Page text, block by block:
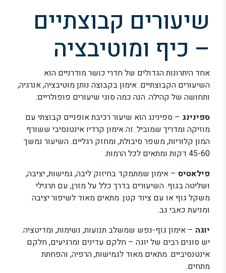
שיעורים קבוצתיים
– כיף ומוטיבציה
אחד היתרונות הגדולים של חדרי כושר מודרניים הוא
השיעורים הקבוצתיים. אימון בקבוצה נותן מוטיבציה, אנרגיה,
ותחושה של קהילה. הנה כמה סוגי שיעורים פופולריים:
ספינינג – ספינינג הוא שיעור רכיבת אופניים קבוצתי עם
מוזיקה ומדריך שמוביל. זה אימון קרדיו אינטנסיבי ששורף
המון קלוריות, משפר סיבולת, ומחזק רגליים. השיעור נמשך
45-60 דקות ומתאים לכל הרמות.
פילאטיס – אימון שמתמקד בחיזוק ליבה, גמישות, יציבה,
ושליטה בגוף. השיעורים בדרך כלל על מזרן, עם תרגילי
משקל גוף או עם ציוד קטן. מתאים מאוד לשיפור יציבה
ומניעת כאבי גב.
יוגה – אימון גוף-נפש שמשלב תנועות, נשימות, ומדיטציה.
יש סוגים רבים של יוגה – חלקם עדינים ומרגיעים, חלקם
אינטנסיביים. מתאים מאוד לגמישות, הרפיה, והפחתת
מתחים.